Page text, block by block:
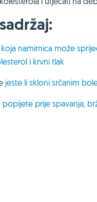
koja namirnica može
i krvni tlak
jeste li skloni srčanim
prije spavanja,